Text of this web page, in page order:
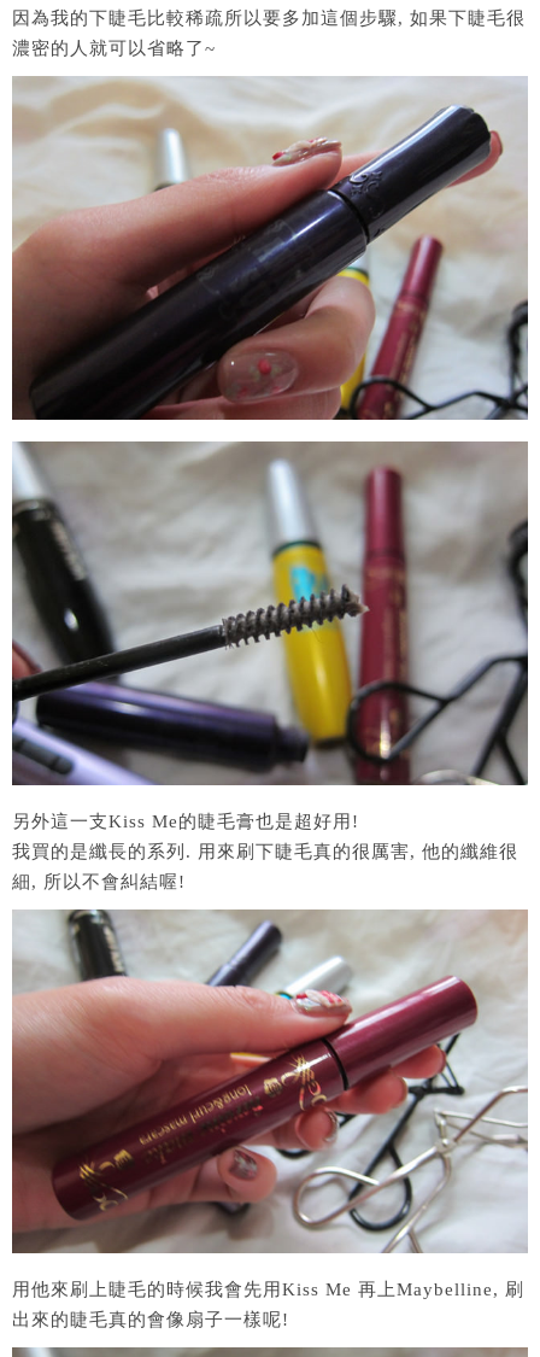
因為我的下睫毛比較稀疏所以要多加這個步驟, 如果下睫毛很
濃密的人就可以省略了~
另外這一支Kiss Me的睫毛膏也是超好用!
我買的是纖長的系列. 用來刷下睫毛真的很厲害, 他的纖維很
細, 所以不會糾結喔!
用他來刷上睫毛的時候我會先用Kiss Me 再上Maybelline, 刷
出來的睫毛真的會像扇子一樣呢!